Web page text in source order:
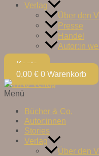
Verlag
Über den
Presse
Handel
Autor:in
Konto
0,00 € 0 Warenkorb
Menü
Bücher & Co.
Autor:innen
Stories
Verlag
Über den